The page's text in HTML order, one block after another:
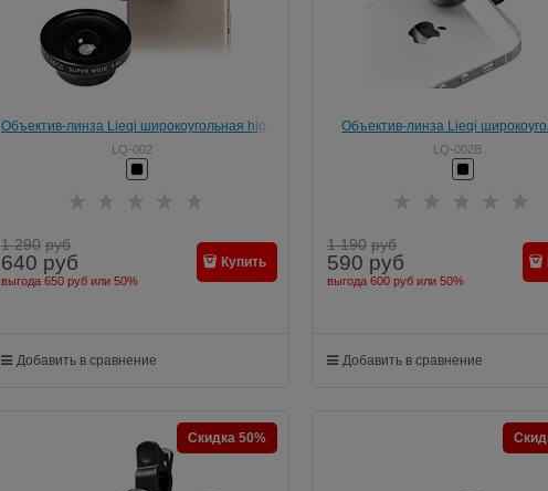
Объектив-линза Lieqi широкоугольная high
quality glass Цвет: Чёрный (LQ-002)
LQ-002
1 290 руб
640 руб
выгода 650 руб или 50%
Купить
Добавить в сравнение
Объектив-линза Lieqi
линза optical glass Цвет: Чёрный
LQ-002B
1 190 руб
590 руб
выгода 600 рубили 50%
Добавить в сравнение
Скидка 50%